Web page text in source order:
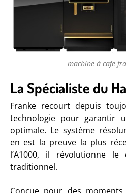
machine à cafe
La Spécialiste du
Franke recourt depuis
technologie pourgarantir
optimale. Le système
en est la preuve la plus
l’A1000, il révolutionne le
traditionnel.